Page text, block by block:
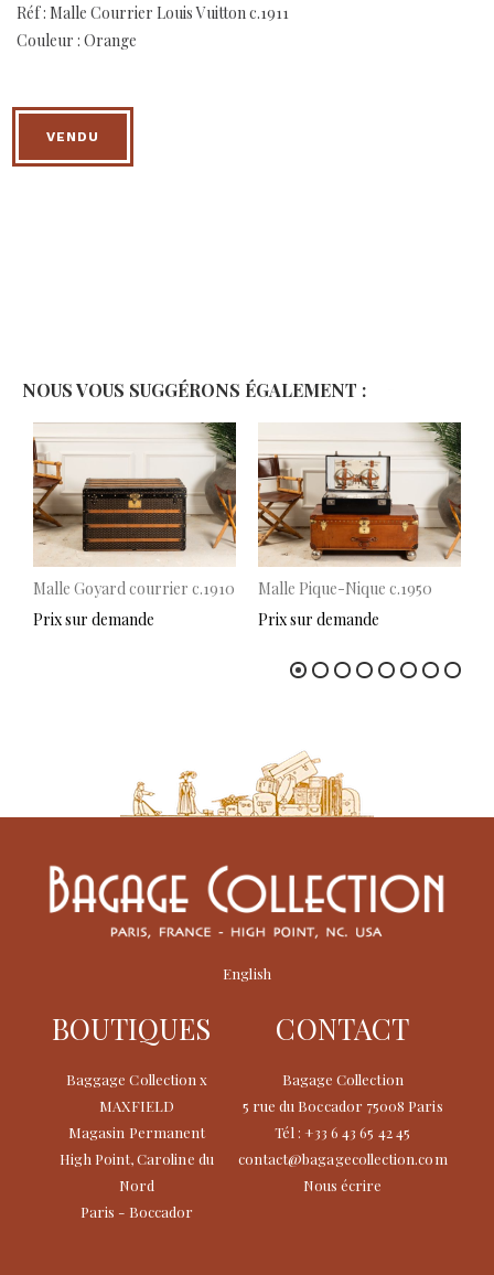
Réf : Malle Courrier Louis Vuitton c.1911
Couleur : Orange
VENDU
NOUS VOUS SUGGÉRONS ÉGALEMENT :
Malle Goyard courrier c.1910
Prix sur demande
Malle Pique-Nique c.1950
Prix sur demande
English
BOUTIQUES
Baggage Collection x
MAXFIELD
Magasin Permanent
High Point, Caroline du
Nord
Paris - Boccador
CONTACT
Bagage Collection
5 rue du Boccador 75008 Paris
Tél : +33 6 43 65 42 45
contact@bagagecollection.com
Nous écrire